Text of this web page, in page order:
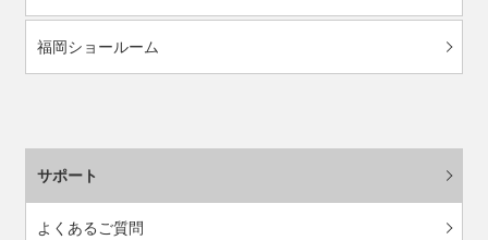
福岡ショールーム
サポート
よくあるご質問